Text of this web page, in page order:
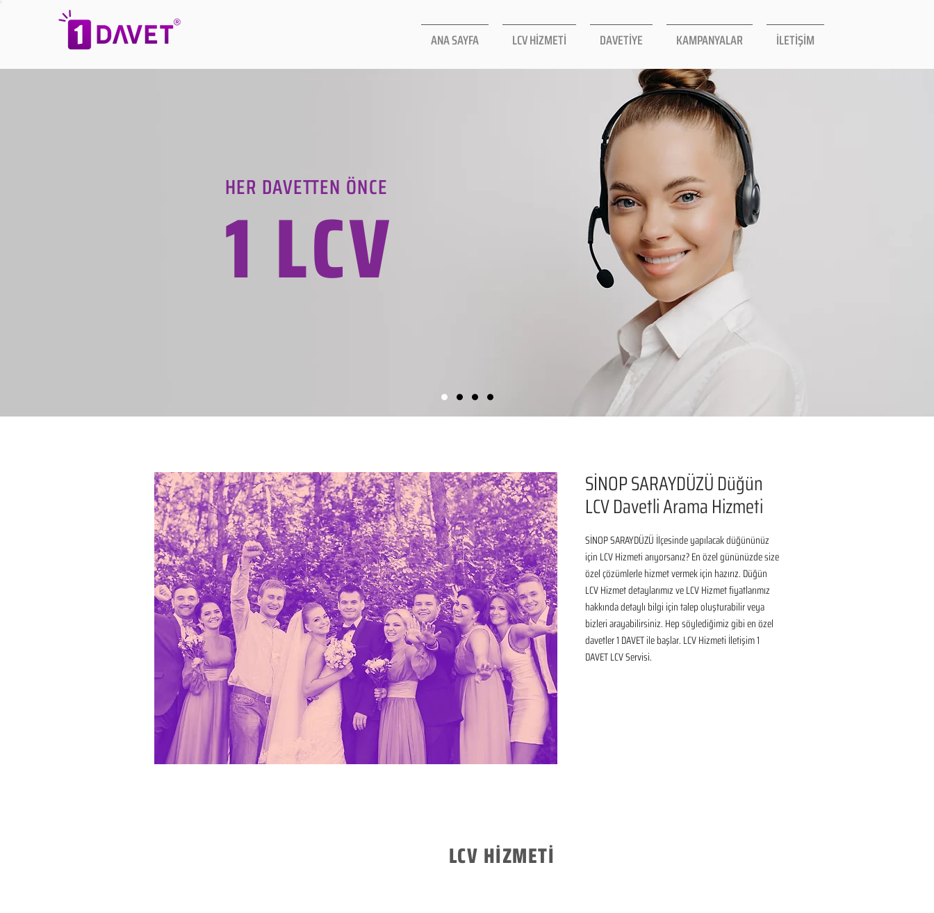
ANA SAYFA LCV HİZMETİ DAVETİYE KAMPANYALAR İLETİŞİM
HER DAVETTEN ÖNCE
1 LCV
SİNOP SARAYDÜZÜ Düğün
LCV Davetli Arama Hizmeti
SİNOP SARAYDÜZÜ İlçesinde yapılacak düğününüz
için LCV Hizmeti arıyorsanız? En özel gününüzde size
özel çözümlerle hizmet vermek için hazırız. Düğün
LCV Hizmet detaylarımız ve LCV Hizmet fiyatlarımız
hakkında detaylı bilgi için talep oluşturabilir veya
bizleri arayabilirsiniz. Hep söylediğimiz gibi en özel
davetler 1 DAVET ile başlar. LCV Hizmeti İletişim 1
DAVET LCV Servisi.
LCV HİZMETİ